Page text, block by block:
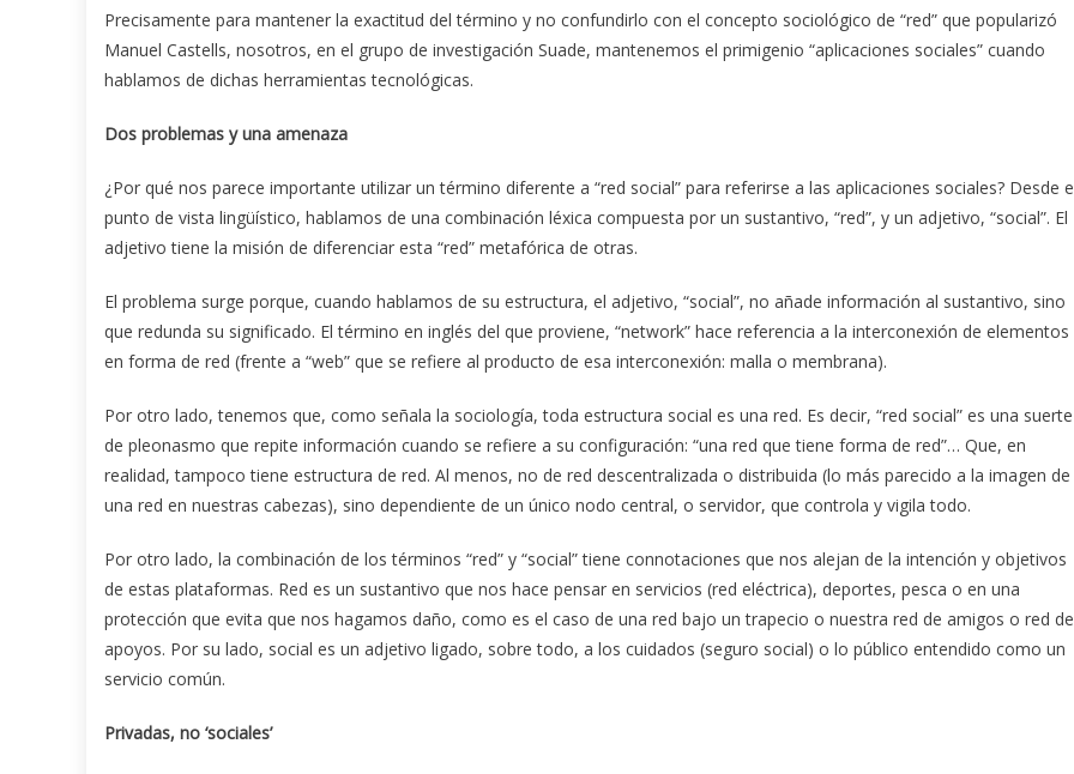
Precisamente para mantener la exactitud del término y no confundirlo con el concepto sociológico de “red” que popularizó
Manuel Castells, nosotros, en el grupo de investigación Suade, mantenemos el primigenio “aplicaciones sociales” cuando
hablamos de dichas herramientas tecnológicas.
Dos problemas y una amenaza
¿Por qué nos parece importante utilizar un término diferente a “red social” para referirse a las aplicaciones sociales? Desde
punto de vista lingüístico, hablamos de una combinación léxica compuesta por un sustantivo, “red”, y un adjetivo, “social”. El
adjetivo tiene la misión de diferenciar esta “red” metafórica de otras.
El problema surge porque, cuando hablamos de su estructura, el adjetivo, “social”, no añade información al sustantivo, sino
que redunda su significado. El término en inglés del que proviene, “network” hace referencia a la interconexión de elementos
en forma de red (frente a “web” que se refiere al producto de esa interconexión: malla o membrana).
Por otro lado, tenemos que, como señala la sociología, toda estructura social es una red. Es decir, “red social” es una suerte
de pleonasmo que repite información cuando se refiere a su configuración: “una red que tiene forma de red”… Que, en
realidad, tampoco tiene estructura de red. Al menos, no de red descentralizada o distribuida (lo más parecido a la imagen de
una red en nuestras cabezas), sino dependiente de un único nodo central, o servidor, que controla y vigila todo.
Por otro lado, la combinación de los términos “red” y “social” tiene connotaciones que nos alejan de la intención y objetivos
de estas plataformas. Red es un sustantivo que nos hace pensar en servicios (red eléctrica), deportes, pesca o en una
protección que evita que nos hagamos daño, como es el caso de una red bajo un trapecio o nuestra red de amigos o red de
apoyos. Por su lado, social es un adjetivo ligado, sobre todo, a los cuidados (seguro social) o lo público entendido como un
servicio común.
Privadas, no ‘sociales’